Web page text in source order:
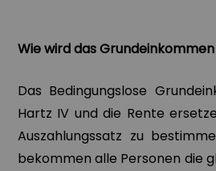
Wie wird das
Das Bedingungslose
Hartz IV und die Rente
Auszahlungssatz zu
bekommen alle Personen die